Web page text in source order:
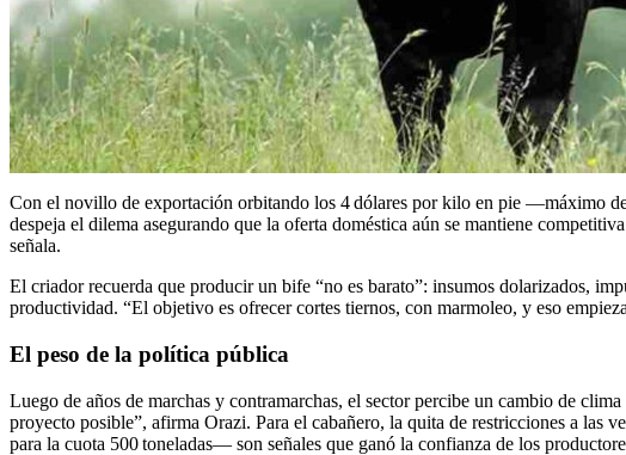
Con el novillo de exportación orbitando los 4 dólares por kilo en pie —máximo
despeja el dilema asegurando que la oferta doméstica aún se mantiene
señala.
El criador recuerda que producir un bife “no es barato”: insumos dolarizados,
productividad. “El objetivo es ofrecer cortes tiernos, con marmoleo, y eso
El peso de la política pública
Luego de años de marchas y contramarchas, el sector percibe un cambio de
proyecto posible”, afirma Orazi. Para el cabañero, la quita de restricciones a las
para la cuota 500 toneladas— son señales que ganó la confianza de los